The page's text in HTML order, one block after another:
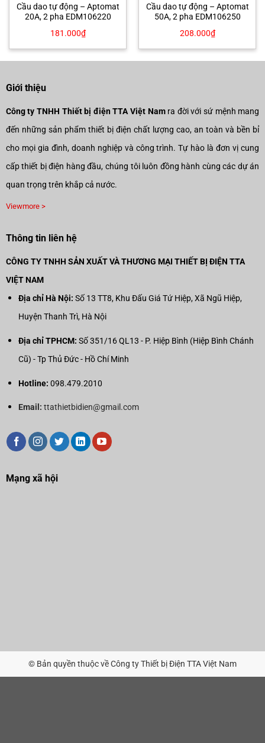
Cầu dao tự động – Aptomat
20A, 2 pha EDM106220
181.000₫
Cầu dao tự động – Aptomat
50A, 2 pha EDM106250
208.000₫
Giới thiệu
Công ty TNHH Thiết bị điện TTA Việt Namra đời với sứ mệnh mang
đến những sản phẩm thiết bị điện chất lượng cao, an toàn và bền bỉ
cho mọi gia đình, doanh nghiệp và công trình. Tự hào là đơn vị cung
cấp thiết bị điện hàng đầu, chúng tôi luôn đồng hành cùng các dự án
quan trọng trên khắp cả nước.
Viewmore >
Thông tin liên hệ
CÔNG TY TNHH SẢN XUẤT VÀ THƯƠNG MẠI THIẾT BỊ ĐIỆN TTA
VIỆT NAM
Địa chỉ Hà Nội: Số 13 TT8, Khu Đấu Giá Tứ Hiệp, Xã Ngũ Hiệp,
Huyện Thanh Trì, Hà Nội
Địa chỉ TPHCM: Số 351/16 QL13 - P. Hiệp Bình (Hiệp Bình Chánh
Cũ) - Tp Thủ Đức - Hồ Chí Minh
Hotline: 098.479.2010
Email: ttathietbidien@gmail.com
Mạng xã hội
© Bản quyền thuộc về Công ty Thiết bị Điện TTA Việt Nam